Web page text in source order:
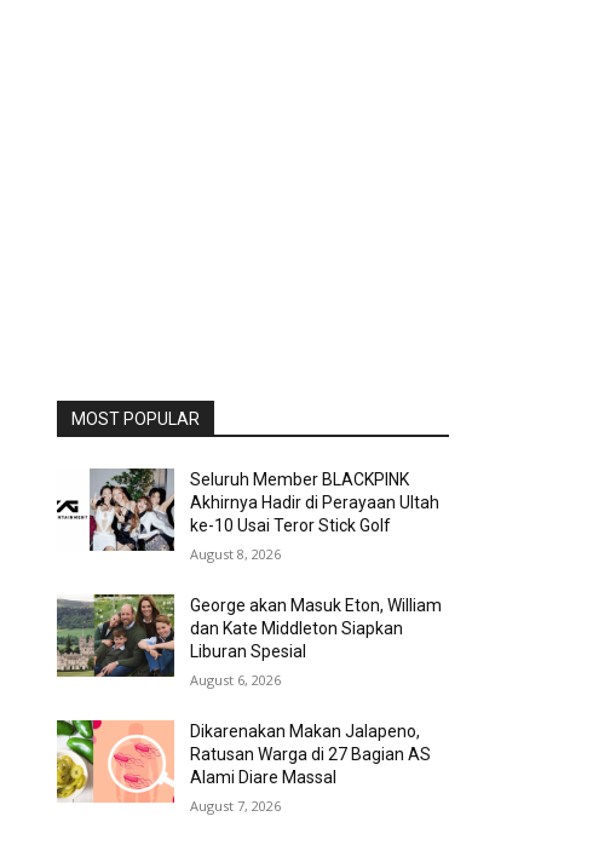
MOST POPULAR
Seluruh Member BLACKPINK
Akhirnya Hadir di Perayaan Ultah
ke-10 Usai Teror Stick Golf
August 8, 2026
George akan Masuk Eton, William
dan Kate Middleton Siapkan
Liburan Spesial
August 6, 2026
Dikarenakan Makan Jalapeno,
Ratusan Warga di 27 Bagian AS
Alami Diare Massal
August 7, 2026